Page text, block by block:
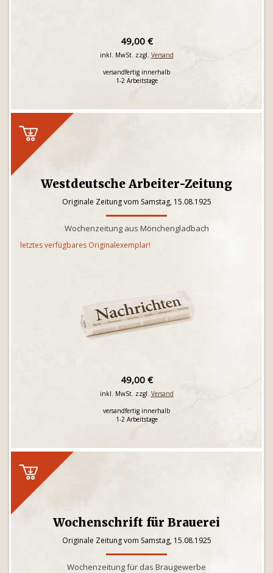
49,00 €
inkl. MwSt. zzgl. Versand
versandfertig innerhalb
1-2 Arbeitstage
Westdeutsche Arbeiter-Zeitung
Originale Zeitung vom Samstag, 15.08.1925
Wochenzeitung aus Mönchengladbach
letztes verfügbares Originalexemplar!
49,00 €
inkl. MwSt. zzgl. Versand
versandfertig innerhalb
1-2 Arbeitstage
Wochenschrift für Brauerei
Originale Zeitung vom Samstag, 15.08.1925
Wochenzeitung für das Braugewerbe